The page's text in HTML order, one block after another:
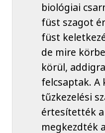
biológiai
füst szagot
füst
de mire
körül,
felcsaptak. A
tűzkezelési
értesítették
megkezdték